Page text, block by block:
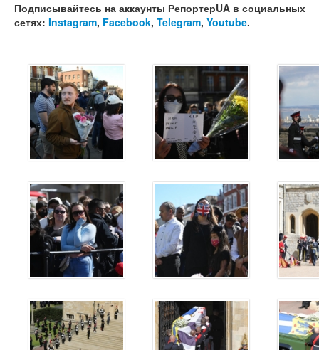
Подписывайтесь на аккаунты РепортерUA в социальных
сетях: Instagram, Facebook, Telegram, Youtube.